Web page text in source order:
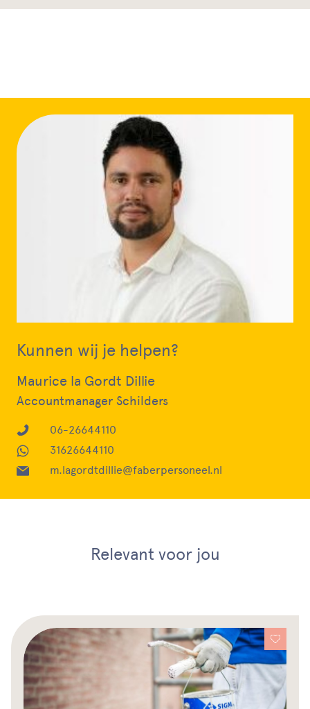
Kunnen wij je helpen?
Maurice la Gordt Dillie
Accountmanager Schilders
06-26644110
31626644110
m.lagordtdillie@faberpersoneel.nl
Relevant voor jou